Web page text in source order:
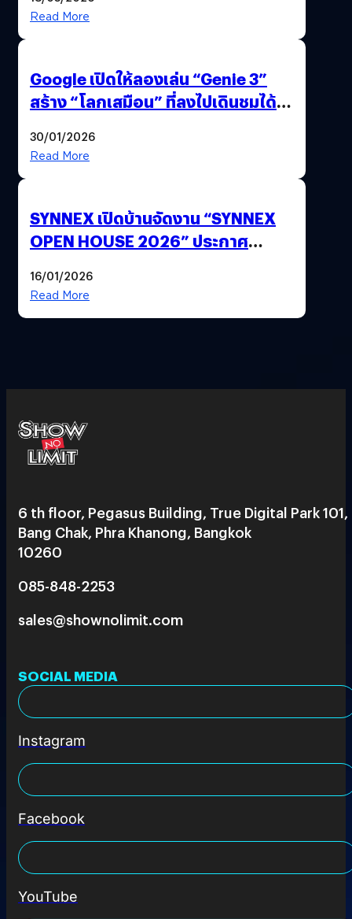
Read More
Google เปิดให้ลองเล่น “Genie 3”
สร้าง “โลกเสมือน” ที่ลงไปเดินชมได้
30/01/2026
Read More
SYNNEX เปิดบ้านจัดงาน “SYNNEX
OPEN HOUSE 2026” ประกาศ
ได้ 53,000 ล้านบาท
16/01/2026
Read More
6 th floor, Pegasus Building, True Digital Park 101,
Bang Chak, Phra Khanong, Bangkok
10260
085-848-2253
sales@shownolimit.com
SOCIAL MEDIA
Instagram
Facebook
YouTube